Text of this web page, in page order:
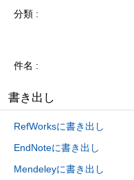
分類
件名
書き出し
RefWorksに書き出し
EndNoteに書き出し
Mendeleyに書き出し